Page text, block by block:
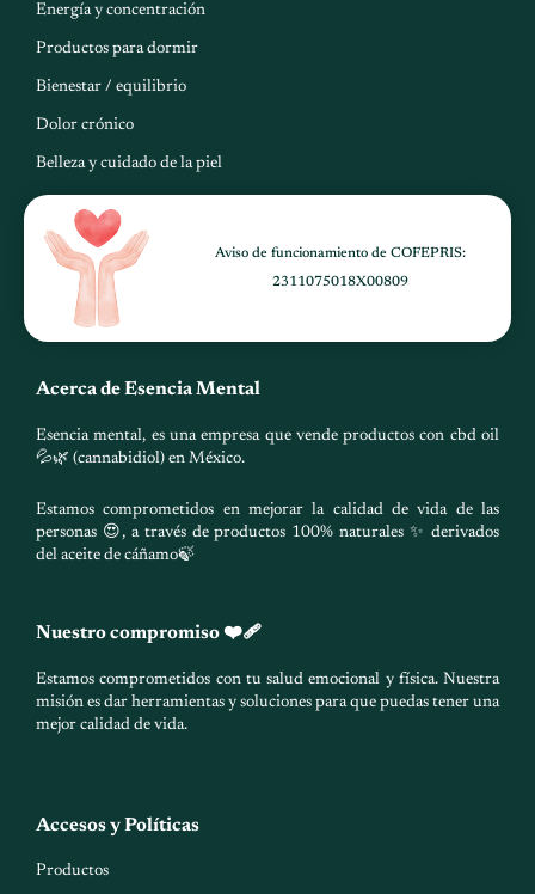
Energía y concentración
Productos para dormir
Bienestar / equilibrio
Dolor crónico
Belleza y cuidado de la piel
Aviso de funcionamiento de COFEPRIS:
2311075018X00809
Acerca de Esencia Mental
Esencia mental, es una empresa que vende productos con cbd oil
💦🌿 (cannabidiol) en México.
Estamos comprometidos en mejorar la calidad de vida de las
personas 😍, a través de productos 100% naturales ✨ derivados
del aceite de cáñamo🍃
Nuestro compromiso ❤️‍🩹
Estamos comprometidos con tu salud emocional y física. Nuestra
misión es dar herramientas y soluciones para que puedas tener una
mejor calidad de vida.
Accesos y Políticas
Productos